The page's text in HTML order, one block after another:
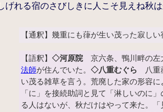
げれる宿のさびしきに人こそ見えね秋
【通釈】幾重にも葎が生い茂った寂し
【語釈】 ◇河原院京六条、鴨川畔の左
法師が住んでいた。 ◇八重むぐら
八重
い茂る雑草を言う。荒廃した家の形容に
「に」を接続助詞と見て「淋しいのに」
る人はないが、秋だけはやって来た。「